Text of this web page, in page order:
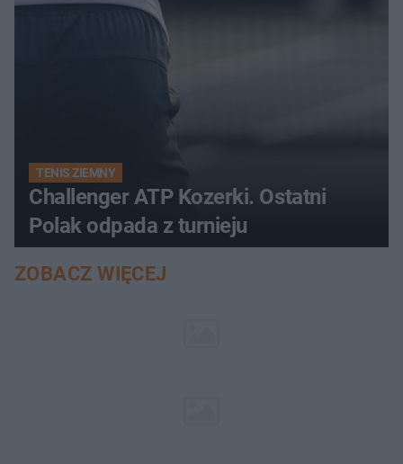
TENIS ZIEMNY
Challenger ATP Kozerki. Ostatni
Polak odpada z turnieju
ZOBACZ WIĘCEJ